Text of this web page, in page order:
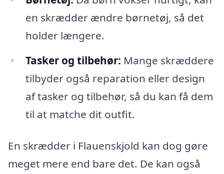
en skrædder ændre børnetøj, så det
holder længere.
Tasker og tilbehør: Mange skræddere
tilbyder også reparation eller design
af tasker og tilbehør, så du kan få dem
til at matche dit outfit.
En skrædder i Flauenskjold kan dog gøre
meget mere end bare det. De kan også